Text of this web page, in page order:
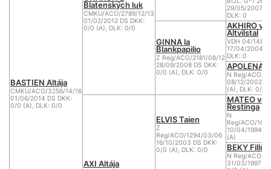
BASTIEN Altája
CMKU/ACO/3256/14/16
01/06/2014 DS DKK:
0/0 (A), DLK: 0/0
Blatenských luk
CMKU/ACO/2789/12/13
01/02/2012 DS DKK:
0/0 (A), DLK: 0/0
29/05/2007
DLK: 0
GINNA la
Blankpapilio
Z Reg/ACO/2181/08/12
28/09/2008 DS DKK:
0/0 (A), DLK: 0/0
AKHIRO
Altvilstal
VDH 04/
17/04/2004
DLK: 0
APOLENA
N Reg/ACO/
08/12/2002
(A), DLK: 0/0
AXI Altája
ELVIS Taien
Z
Reg/ACO/1294/03/06
16/10/2003 DS DKK:
0/0 (A), DLK: 0/0
MATEO von
Restinga
N
Reg/ACO/
10/04/1994
(A)
BEKY
N Reg/ACO/
31/03/1997